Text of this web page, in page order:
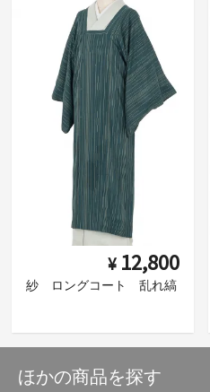
¥ 12,800
紗 ロングコート 乱れ縞
ほかの商品を探す